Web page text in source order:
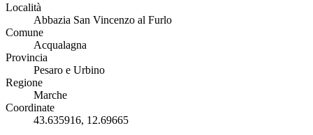
Località
Abbazia San Vincenzo al Furlo
Comune
Acqualagna
Provincia
Pesaro e Urbino
Regione
Marche
Coordinate
43.635916, 12.69665